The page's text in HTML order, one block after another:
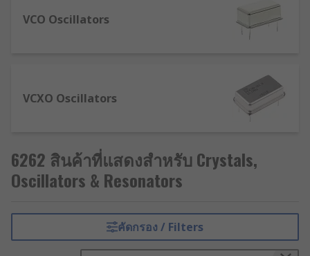
frequency.
timing devices in applications such as computers,
VCO Oscillators
VCXO Oscillators
6262 สินค้าที่แสดงสำหรับ Crystals,
Oscillators & Resonators
คัดกรอง / Filters